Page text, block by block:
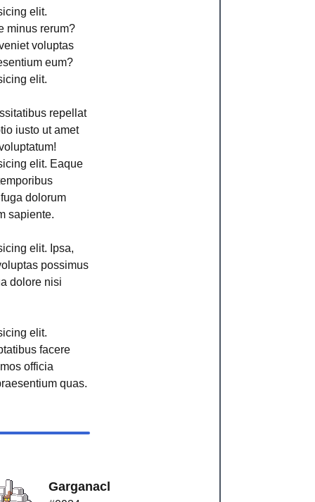
elit.
minus rerum?
voluptas
eum?
elit.
repellat
iusto ut amet
elit. Eaque
dolorum
sapiente.
elit. Ipsa,
possimus
dolore nisi
elit.
facere
officia
quas.
Garganacl